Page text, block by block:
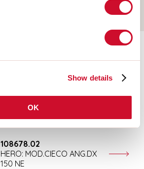
Show details
OK
Zubehör
108676.02
HERO: MOD.CIECO 250 NE
108678.02
HERO: MOD.CIECO ANG.DX
150 NE